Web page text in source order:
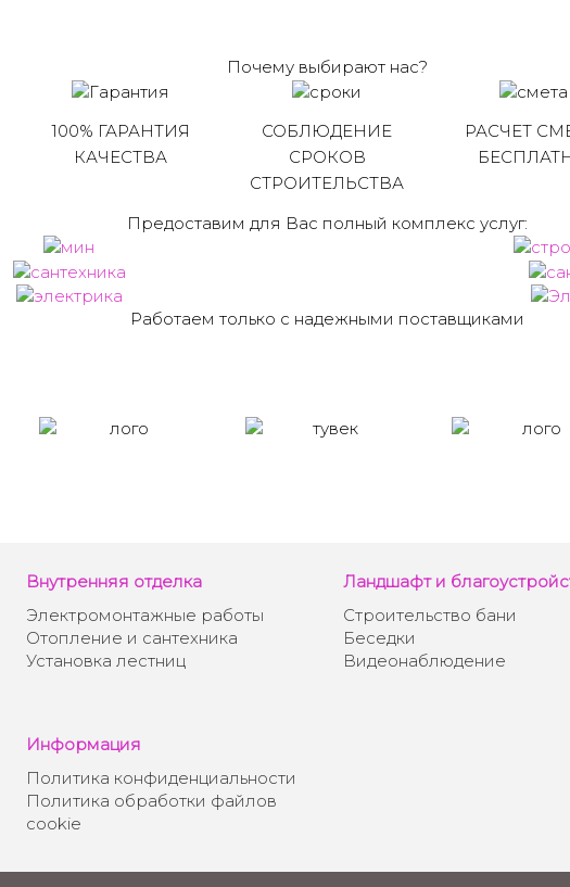
Почему выбирают нас?
100% ГАРАНТИЯ
КАЧЕСТВА
СОБЛЮДЕНИЕ
СРОКОВ
СТРОИТЕЛЬСТВА
РАСЧЕТ
Предоставим для Вас полный комплекс услуг:
Работаем только с надежными поставщиками
Внутренняя отделка
Электромонтажные работы
Отопление и сантехника
Установка лестниц
Ландшафт и
Строительство бани
Беседки
Видеонаблюдение
Информация
Политика конфиденциальности
Политика обработки файлов
cookie